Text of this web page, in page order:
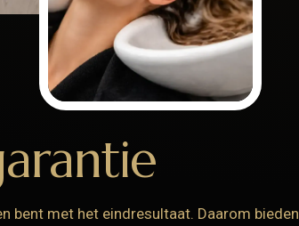
bent met het eindresultaat. Daarom bieden